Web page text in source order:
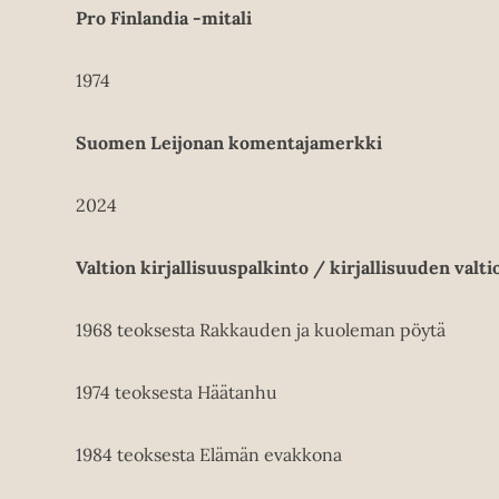
Pro Finlandia -mitali
1974
Suomen Leijonan komentajamerkki
2024
Valtion kirjallisuuspalkinto / kirjallisuuden
1968 teoksesta Rakkauden ja kuoleman pöytä
1974 teoksesta Häätanhu
1984 teoksesta Elämän evakkona